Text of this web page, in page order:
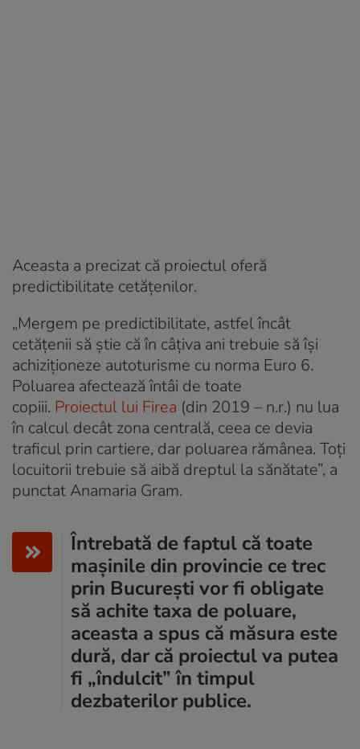
Aceasta a precizat că proiectul oferă
predictibilitate cetățenilor.
„Mergem pe predictibilitate, astfel încât
cetățenii să știe că în câțiva ani trebuie să își
achiziționeze autoturisme cu norma Euro 6.
Poluarea afectează întâi de toate
copiii. Proiectul lui Firea (din 2019 – n.r.) nu lua
în calcul decât zona centrală, ceea ce devia
traficul prin cartiere, dar poluarea rămânea. Toți
locuitorii trebuie să aibă dreptul la sănătate”, a
punctat Anamaria Gram.
Întrebată de faptul că toate
mașinile din provincie ce trec
prin București vor fi obligate
să achite taxa de poluare,
aceasta a spus că măsura este
dură, dar că proiectul va putea
fi „îndulcit” în timpul
dezbaterilor publice.